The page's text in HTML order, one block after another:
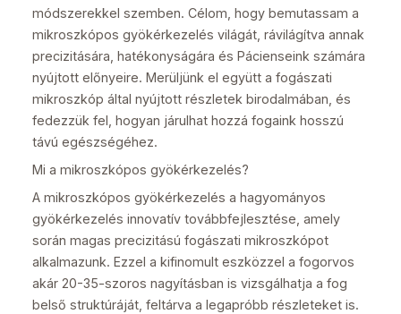
módszerekkel szemben. Célom, hogy bemutassam a
mikroszkópos gyökérkezelés világát, rávilágítva annak
precizitására, hatékonyságára és Pácienseink számára
nyújtott előnyeire. Merüljünk el együtt a fogászati
mikroszkóp által nyújtott részletek birodalmában, és
fedezzük fel, hogyan járulhat hozzá fogaink hosszú
távú egészségéhez.
Mi a mikroszkópos gyökérkezelés?
A mikroszkópos gyökérkezelés a hagyományos
gyökérkezelés innovatív továbbfejlesztése, amely
során magas precizitású fogászati mikroszkópot
alkalmazunk. Ezzel a kifinomult eszközzel a fogorvos
akár 20-35-szoros nagyításban is vizsgálhatja a fog
belső struktúráját, feltárva a legapróbb részleteket is.